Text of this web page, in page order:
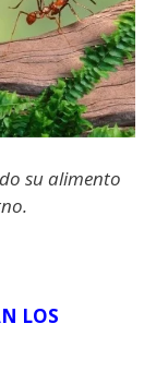
su alimento
LOS